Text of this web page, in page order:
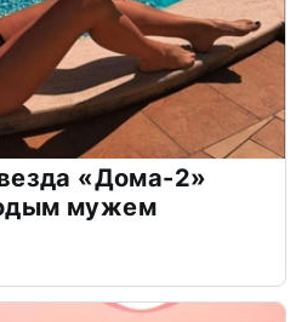
«Дома-2»
мужем